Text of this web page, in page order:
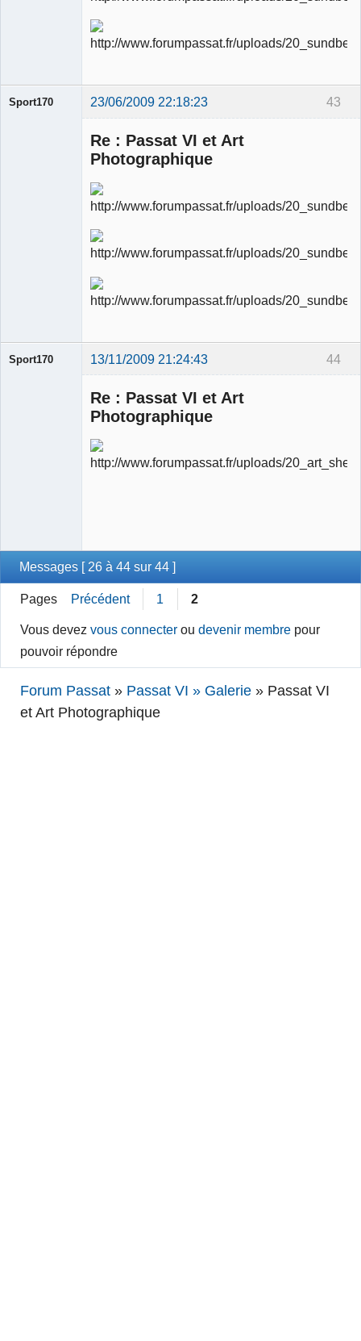
43
Sport170 23/06/2009 22:18:23
Re : Passat VI et Art
Photographique
44
Sport170 13/11/2009 21:24:43
Re : Passat VI et Art
Photographique
Messages [ 26 à 44 sur 44 ]
Pages Précédent 1 2
Vous devezvous connecter oudevenir membre pour
pouvoir répondre
Forum Passat » Passat VI » Galerie » Passat VI
et Art Photographique